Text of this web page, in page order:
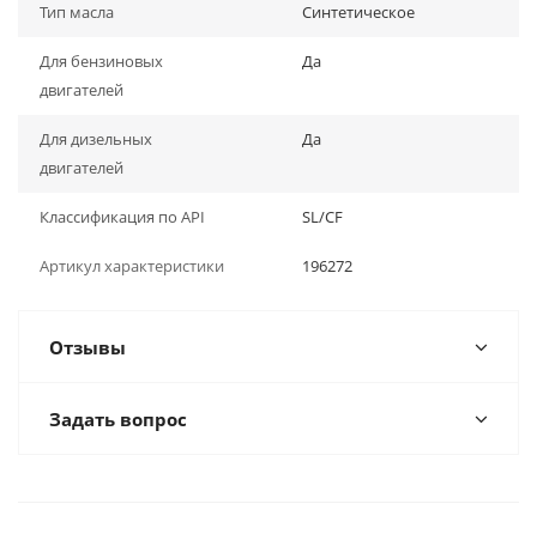
Тип масла Синтетическое
Для бензиновых
двигателей
Да
Для дизельных
двигателей
Да
Классификация по API SL/CF
Артикул характеристики 196272
Отзывы
Задать вопрос